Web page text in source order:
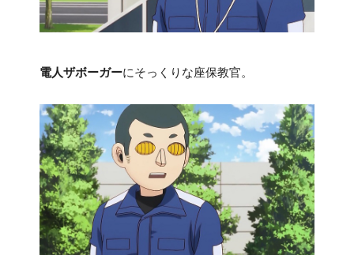
電人ザボーガーにそっくりな座保教官。